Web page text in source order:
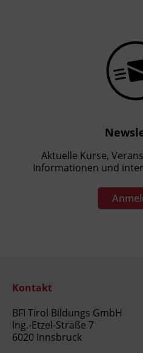
Aktuelle Kurse,
Informationen und
Kontakt
BFI Tirol Bildungs GmbH
Ing.-Etzel-Straße 7
6020 Innsbruck